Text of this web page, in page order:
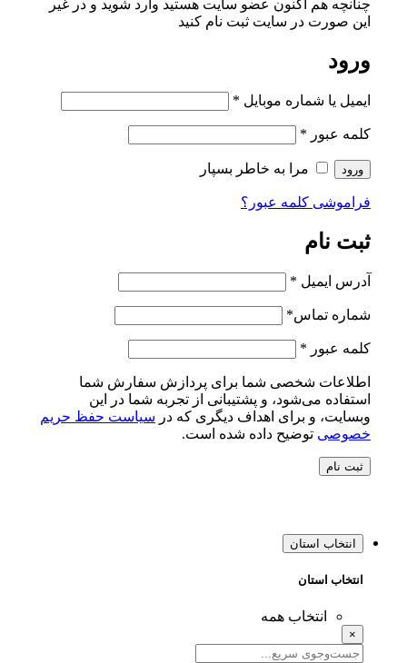
چنانچه هم‌ اکنون عضو سایت هستید وارد شوید و در غیر
این صورت در سایت ثبت نام کنید
ورود
ایمیل یا شماره موبایل *
کلمه عبور *
ورود مرا به خاطر بسپار
فراموشی کلمه عبور؟
ثبت نام
آدرس ایمیل *
شماره تماس*
کلمه عبور *
اطلاعات شخصی شما برای پردازش سفارش شما
استفاده می‌شود، و پشتیبانی از تجربه شما در این
وبسایت، و برای اهداف دیگری که در سیاست حفظ حریم
خصوصی توضیح داده شده است.
ثبت نام
انتخاب استان
انتخاب استان
انتخاب همه
×